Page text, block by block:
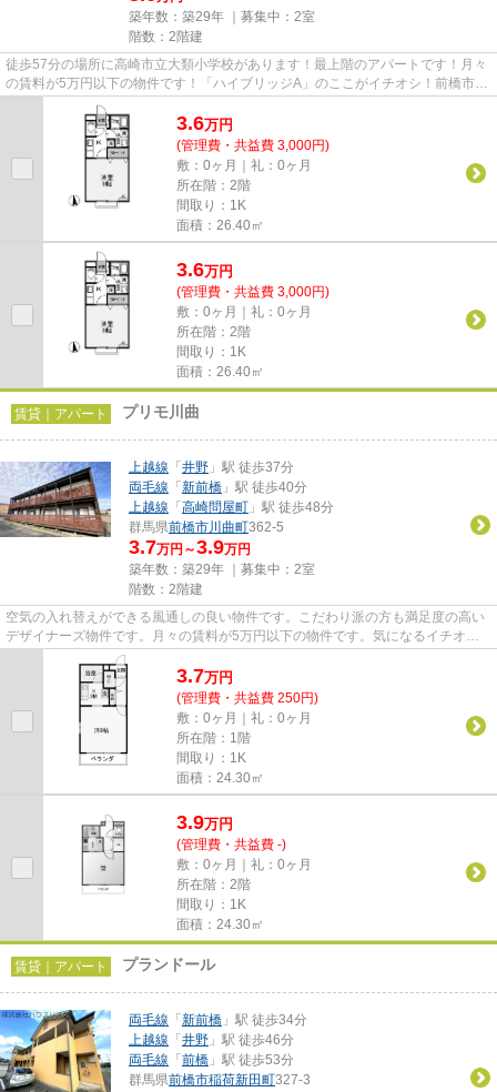
築年数：築29年 ｜募集中： 2室
階数：2階建
徒歩57分の場所に高崎市立大類小学校があります！最上階のアパートです！月々
の賃料が5万円以下の物件です！「ハイブリッジA」のここがイチオシ！前橋市エ
リアにある賃貸情報のことな...
3.6万円
(管理費・共益費 3,000円)
敷：0ヶ月｜礼：0ヶ月
所在階：2階
間取り：1K
面積：26.40㎡
3.6万円
(管理費・共益費 3,000円)
敷：0ヶ月｜礼：0ヶ月
所在階：2階
間取り：1K
面積：26.40㎡
賃貸｜アパート プリモ川曲
上越線 「 井野 」駅 徒歩37分
両毛線 「 新前橋 」駅 徒歩40分
上越線 「 高崎問屋町 」駅 徒歩48分
群馬県前橋市川曲町362-5
3.7万円～3.9万円
築年数：築29年 ｜募集中： 2室
階数：2階建
空気の入れ替えができる風通しの良い物件です。こだわり派の方も満足度の高い
デザイナーズ物件です。月々の賃料が5万円以下の物件です。気になるイチオシ
物件情報：「プリモ川曲」。で...
3.7万円
(管理費・共益費 250円)
敷：0ヶ月｜礼：0ヶ月
所在階：1階
間取り：1K
面積：24.30㎡
3.9万円
(管理費・共益費 -)
敷：0ヶ月｜礼：0ヶ月
所在階：2階
間取り：1K
面積：24.30㎡
賃貸｜アパート プランドール
両毛線 「 新前橋 」駅 徒歩34分
上越線 「 井野 」駅 徒歩46分
両毛線 「 前橋 」駅 徒歩53分
群馬県前橋市稲荷新田町327-3